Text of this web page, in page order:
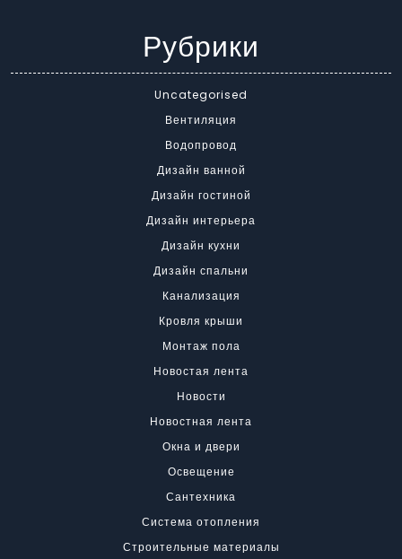
Рубрики
Uncategorised
Вентиляция
Водопровод
Дизайн ванной
Дизайн гостиной
Дизайн интерьера
Дизайн кухни
Дизайн спальни
Канализация
Кровля крыши
Монтаж пола
Новостая лента
Новости
Новостная лента
Окна и двери
Освещение
Сантехника
Система отопления
Строительные материалы